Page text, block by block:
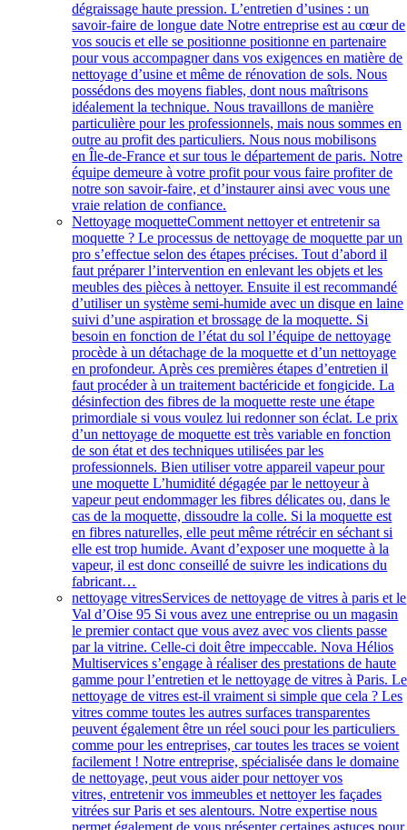
dégraissage haute pression. L’entretien d’usines : un
savoir-faire de longue date Notre entreprise est au cœur de
vos soucis et elle se positionne positionne en partenaire
pour vous accompagner dans vos exigences en matière de
nettoyage d’usine et même de rénovation de sols. Nous
possédons des moyens fiables, dont nous maîtrisons
idéalement la technique. Nous travaillons de manière
particulière pour les professionnels, mais nous sommes en
outre au profit des particuliers. Nous nous mobilisons
en Île-de-France et sur tous le département de paris. Notre
équipe demeure à votre profit pour vous faire profiter de
notre son savoir-faire, et d’instaurer ainsi avec vous une
vraie relation de confiance.
Nettoyage moquetteComment nettoyer et entretenir sa
moquette ? Le processus de nettoyage de moquette par un
pro s’effectue selon des étapes précises. Tout d’abord il
faut préparer l’intervention en enlevant les objets et les
meubles des pièces à nettoyer. Ensuite il est recommandé
d’utiliser un système semi-humide avec un disque en laine
suivi d’une aspiration et brossage de la moquette. Si
besoin en fonction de l’état du sol l’équipe de nettoyage
procède à un détachage de la moquette et d’un nettoyage
en profondeur. Après ces premières étapes d’entretien il
faut procéder à un traitement bactéricide et fongicide. La
désinfection des fibres de la moquette reste une étape
primordiale si vous voulez lui redonner son éclat. Le prix
d’un nettoyage de moquette est très variable en fonction
de son état et des techniques utilisées par les
professionnels. Bien utiliser votre appareil vapeur pour
une moquette L’humidité dégagée par le nettoyeur à
vapeur peut endommager les fibres délicates ou, dans le
cas de la moquette, dissoudre la colle. Si la moquette est
en fibres naturelles, elle peut même rétrécir en séchant si
elle est trop humide. Avant d’exposer une moquette à la
vapeur, il est donc conseillé de suivre les indications du
fabricant…
nettoyage vitresServices de nettoyage de vitres à paris et le
Val d’Oise 95 Si vous avez une entreprise ou un magasin
le premier contact que vous avez avec vos clients passe
par la vitrine. Celle-ci doit être impeccable. Nova Hélios
Multiservices s’engage à réaliser des prestations de haute
gamme pour l’entretien et le nettoyage de vitres à Paris. Le
nettoyage de vitres est-il vraiment si simple que cela ? Les
vitres comme toutes les autres surfaces transparentes
peuvent également être un réel souci pour les particuliers
comme pour les entreprises, car toutes les traces se voient
facilement ! Notre entreprise, spécialisée dans le domaine
de nettoyage, peut vous aider pour nettoyer vos
vitres, entretenir vos immeubles et nettoyer les façades
vitrées sur Paris et ses alentours. Notre expertise nous
permet également de vous présenter certaines astuces pour